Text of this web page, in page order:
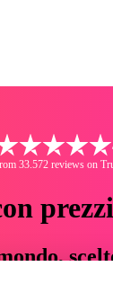
33.572 reviews on
fanno